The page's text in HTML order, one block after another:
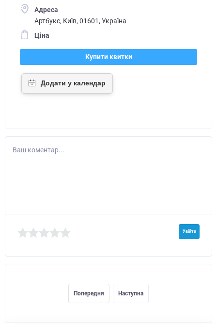
Адреса
Артбукс, Київ, 01601, Україна
Ціна
Купити квитки
Ваш коментар...
Увійти
Попередня Наступна